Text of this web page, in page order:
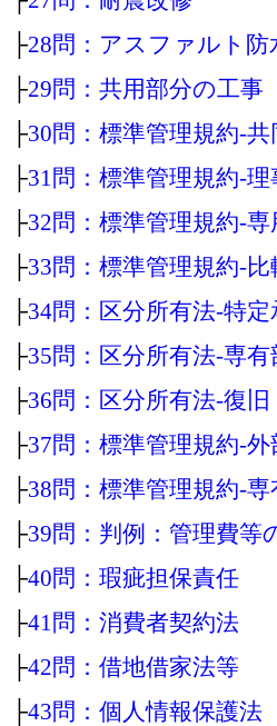
├28問：アスファルト防
├29問：共用部分の工事
├30問：標準管理規約‐共
├31問：標準管理規約‐理
├32問：標準管理規約‐
├33問：標準管理規約‐比
├34問：区分所有法‐特定
├35問：区分所有法‐専
├36問：区分所有法‐復旧
├37問：標準管理規約‐
├38問：標準管理規約‐
├39問：判例：管理費等
├40問：瑕疵担保責任
├41問：消費者契約法
├42問：借地借家法等
├43問：個人情報保護法